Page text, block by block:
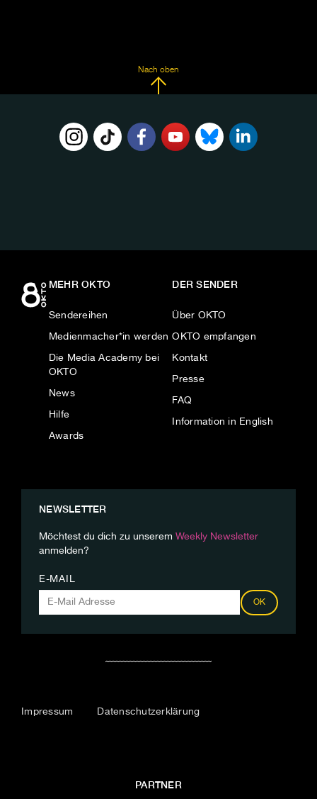
Nach oben
MEHR OKTO
Sendereihen
Medienmacher*in werden
Die Media Academy bei
OKTO
News
Hilfe
Awards
DER SENDER
Über OKTO
OKTO empfangen
Kontakt
Presse
FAQ
Information in English
NEWSLETTER
Möchtest du dich zu unserem Weekly Newsletter
anmelden?
E-MAIL
OK
Impressum Datenschutzerklärung
PARTNER